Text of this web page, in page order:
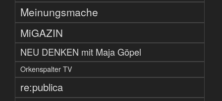
Meinungsmache
MiGAZIN
NEU DENKEN mit Maja Göpel
Orkenspalter TV
re:publica